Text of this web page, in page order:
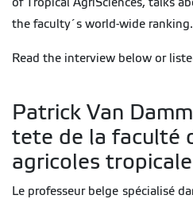
the faculty´s world-wide
Read the interview below or
Patrick Van
tete de la faculté
agricoles
Le professeur belge spécialisé